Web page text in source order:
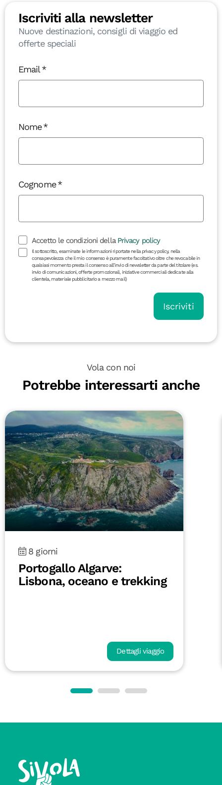
Iscriviti alla newsletter
Nuove destinazioni, consigli di viaggio ed
offerte speciali
Email
Nome
Cognome
Accetto le condizioni della Privacy policy
Il sottoscritto, esaminate le informazioni riportate nella privacy policy, nella
consapevolezza che il mio consenso è puramente facoltativo oltre che revocabile in
qualsiasi momento presta il consenso all’invio di newsletter da parte del titolare (es.
invio di comunicazioni, offerte promozionali, iniziative commerciali dedicate alla
clientela, materiale pubblicitario a mezzo mail)
Iscriviti
Vola con noi
Potrebbe interessarti anche
8 giorni
Portogallo Algarve:
Lisbona, oceano e trekking
Dettagli viaggio